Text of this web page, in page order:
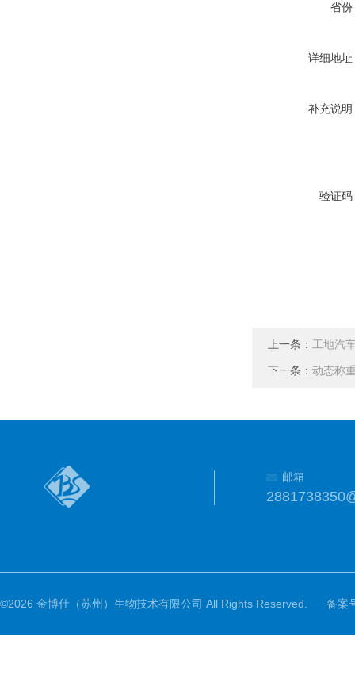
省份
详细地址
补充说明
验证码
上一条： 工地汽
下一条： 动态称
邮箱
©2026 金博仕（苏州）生物技术有限公司 All Rights Reserved. 备案